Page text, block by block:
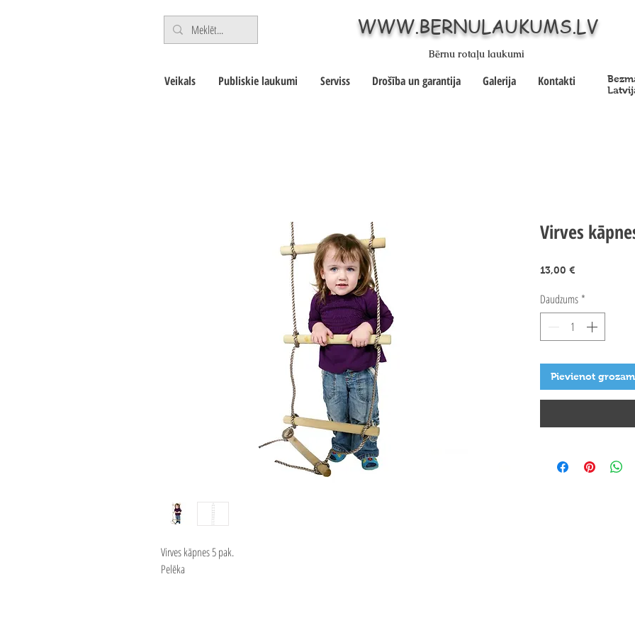
WWW.BERNULAUKUMS.LV
Veikals Publiskie laukumi Serviss Drošība un garantija Galerija Kontakti
Bērnu rotaļu laukumi
Virves kāpnes 5 pak.
Pelēka
Virves
13,00 €
Daudzums *
Pievienot grozam